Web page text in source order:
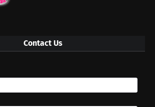
Contact Us